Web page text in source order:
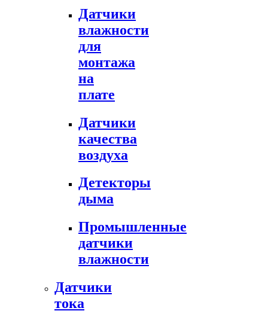
Датчики
влажности
для
монтажа
на
плате
Датчики
качества
воздуха
Детекторы
дыма
Промышленные
датчики
влажности
Датчики
тока